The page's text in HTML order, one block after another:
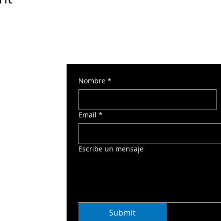
Nombre *
Email *
Escribe un mensaje
Submit